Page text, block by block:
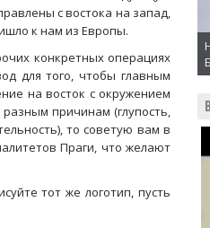
с востока на запад,
к нам из Европы.
конкретных операциях
для того, чтобы главным
на восток с окружением
причинам (глупость,
то советую вам в
Праги, что желают
тот же логотип, пусть